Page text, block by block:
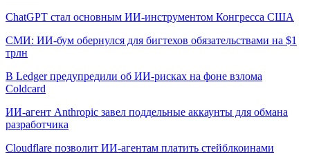
ChatGPT стал основным ИИ-инструментом Конгресса США
СМИ: ИИ-бум обернулся для бигтехов обязательствами на $1
трлн
В Ledger предупредили об ИИ-рисках на фоне взлома
Coldcard
ИИ-агент Anthropic завел поддельные аккаунты для обмана
разработчика
Cloudflare позволит ИИ-агентам платить стейблкоинами